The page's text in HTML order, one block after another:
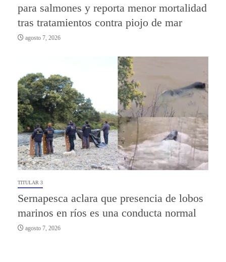
para salmones y reporta menor mortalidad
tras tratamientos contra piojo de mar
agosto 7, 2026
TITULAR 3
Sernapesca aclara que presencia de lobos
marinos en ríos es una conducta normal
agosto 7, 2026